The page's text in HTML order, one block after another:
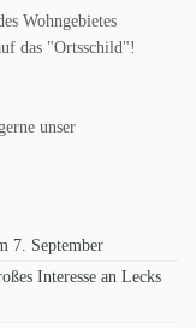
Wohngebietes
das "Ortsschild"!
unser
7. September
Interesse an Lecks